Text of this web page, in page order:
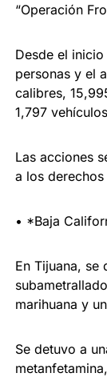
“Operación
Desde el
personas y el
calibres,
1,797
Las acciones
a los
• *Baja
En Tijuana, se
marihuana y
Se detuvo a